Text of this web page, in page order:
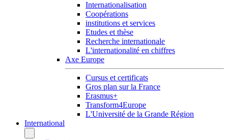
Internationalisation
Coopérations
institutions et services
Etudes et thèse
Recherche internationale
L'internationalité en chiffres
Axe Europe
Cursus et certificats
Gros plan sur la France
Erasmus+
Transform4Europe
L'Université de la Grande Région
International